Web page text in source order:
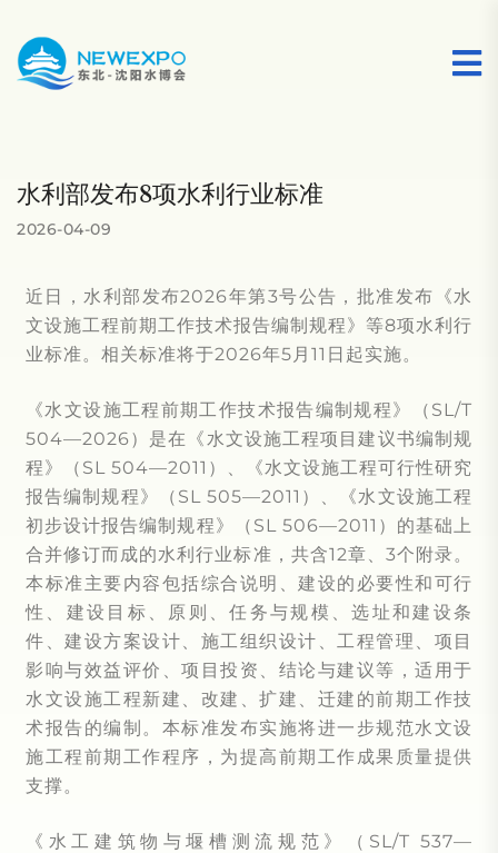
水利部发布8项水利行业标准
2026-04-09
近日，水利部发布2026年第3号公告，批准发布《水
文设施工程前期工作技术报告编制规程》等8项水利行
业标准。相关标准将于2026年5月11日起实施。
《水文设施工程前期工作技术报告编制规程》（SL/T
504—2026）是在《水文设施工程项目建议书编制规
程》（SL 504—2011）、《水文设施工程可行性研究
报告编制规程》（SL 505—2011）、《水文设施工程
初步设计报告编制规程》（SL 506—2011）的基础上
合并修订而成的水利行业标准，共含12章、3个附录。
本标准主要内容包括综合说明、建设的必要性和可行
性、建设目标、原则、任务与规模、选址和建设条
件、建设方案设计、施工组织设计、工程管理、项目
影响与效益评价、项目投资、结论与建议等，适用于
水文设施工程新建、改建、扩建、迁建的前期工作技
术报告的编制。本标准发布实施将进一步规范水文设
施工程前期工作程序，为提高前期工作成果质量提供
支撑。
《水工建筑物与堰槽测流规范》（SL/T 537—